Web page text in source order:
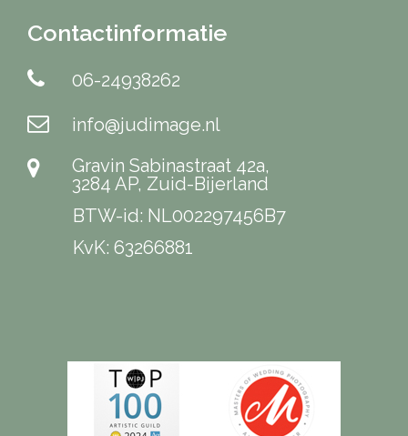
Contactinformatie
06-24938262
info@judimage.nl
Gravin Sabinastraat 42a,
3284 AP, Zuid-Bijerland
BTW-id: NL002297456B7
KvK: 63266881